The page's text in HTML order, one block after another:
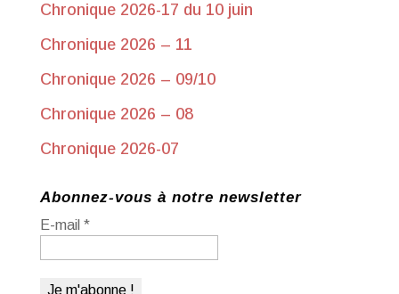
Chronique 2026-17 du 10 juin
Chronique 2026 – 11
Chronique 2026 – 09/10
Chronique 2026 – 08
Chronique 2026-07
Abonnez-vous à notre newsletter
E-mail *